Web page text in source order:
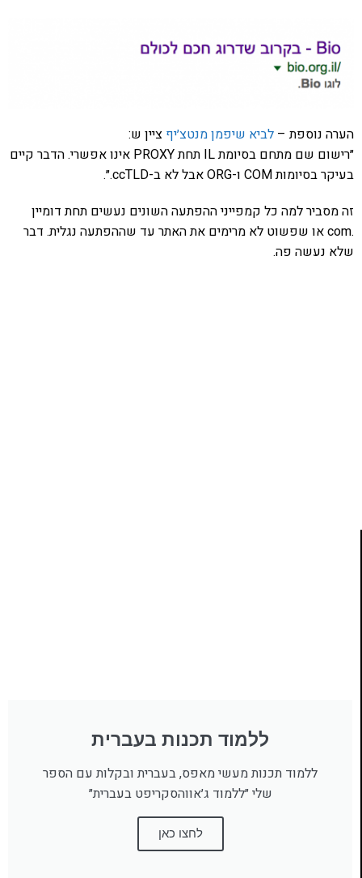
הערה נוספת – לביא שיפמן מנטצ׳יף ציין ש:
״רישום שם מתחם בסיומת IL תחת PROXY אינו אפשרי. הדבר קיים
בעיקר בסיומות COM ו-ORG אבל לא ב-ccTLD.״.
זה מסביר למה כל קמפייני ההפתעה השונים נעשים תחת דומיין
.com או שפשוט לא מרימים את האתר עד שההפתעה נגלית. דבר
שלא נעשה פה.
ללמוד תכנות בעברית
ללמוד תכנות מעשי מאפס, בעברית ובקלות עם הספר
שלי ״ללמוד ג׳אווהסקריפט בעברית״
לחצו כאן